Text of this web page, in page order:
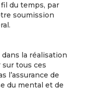
du temps, par
soumission
la réalisation
tous ces
l’assurance de
du mental et de